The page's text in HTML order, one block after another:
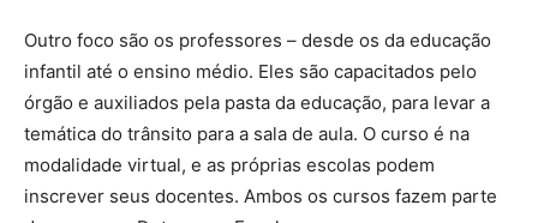
Outro foco são os professores – desde os da educação
infantil até o ensino médio. Eles são capacitados pelo
órgão e auxiliados pela pasta da educação, para levar a
temática do trânsito para a sala de aula. O curso é na
modalidade virtual, e as próprias escolas podem
inscrever seus docentes. Ambos os cursos fazem parte